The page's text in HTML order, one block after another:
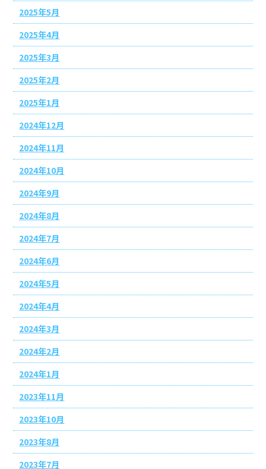
2025年5月
2025年4月
2025年3月
2025年2月
2025年1月
2024年12月
2024年11月
2024年10月
2024年9月
2024年8月
2024年7月
2024年6月
2024年5月
2024年4月
2024年3月
2024年2月
2024年1月
2023年11月
2023年10月
2023年8月
2023年7月